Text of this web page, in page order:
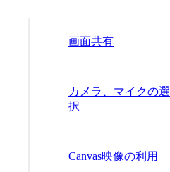
画面共有
カメラ、マイクの選
択
Canvas映像の利用